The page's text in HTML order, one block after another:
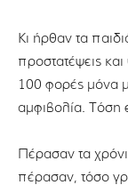
Κι ήρθαν τα
προστατέψεις
100 φορές μόνα
αμφιβολία. Τόση
Πέρασαν τα
πέρασαν, τόσο